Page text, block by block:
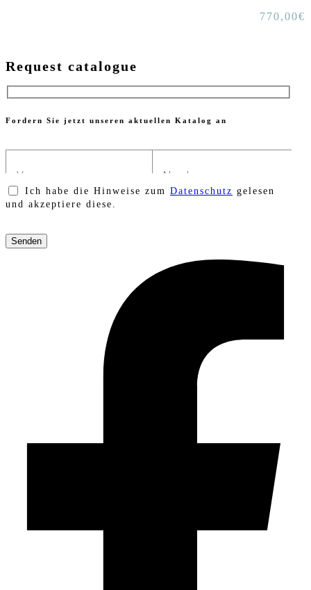
770,00€
Request catalogue
Fordern Sie jetzt unseren aktuellen Katalog an
Ich habe die Hinweise zum Datenschutz gelesen
und akzeptiere diese.
lasse